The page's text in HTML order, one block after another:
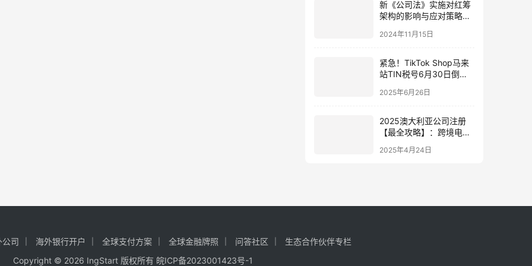
新《公司法》实施对红筹
架构的影响与应对策略：
2024年11月15日
紧急！TikTok Shop马来
站TIN税号6月30日倒计
案
2025年6月26日
2025澳大利亚公司注册
【最全攻略】：跨境电商
险规避指南
2025年4月24日
公司 海外银行开户 全球支付方案 全球金融牌照 问答社区
生态合作伙伴专栏
Copyright © 2026 IngStart 版权所有 皖ICP备2023001423号-1